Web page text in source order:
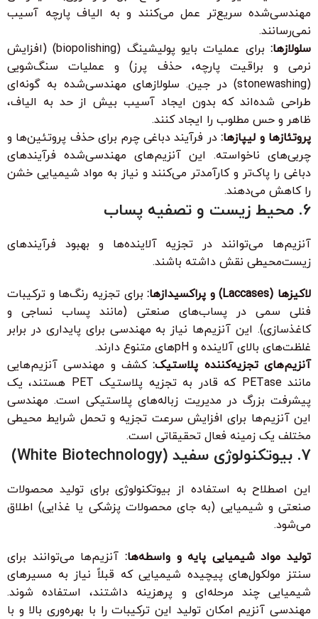
مهندسی‌شده سریع‌تر عمل می‌کنند و به الیاف پارچه آسیب
نمی‌رسانند.
سلولازها:
برای عملیات بایو پولیشینگ (biopolishing) (افزایش
نرمی و براقیت پارچه، حذف پرز) و عملیات سنگ‌شویی
(stonewashing) در جین. سلولازهای مهندسی‌شده به گونه‌ای
طراحی شده‌اند که بدون ایجاد آسیب بیش از حد به الیاف،
ظاهر و حس مطلوب را ایجاد کنند.
پروتئازها و لیپازها:در فرآیند دباغی چرم برای حذف پروتئین‌ها و
چربی‌های ناخواسته. این آنزیم‌های مهندسی‌شده فرآیندهای
دباغی را پاک‌تر و کارآمدتر می‌کنند و نیاز به مواد شیمیایی خشن
را کاهش می‌دهند.
6. محیط زیست و تصفیه پساب
آنزیم‌ها می‌توانند در تجزیه آلاینده‌ها و بهبود فرآیندهای
زیست‌محیطی نقش داشته باشند.
لاکیزها (Laccases) و پراکسیدازها:
برای تجزیه رنگ‌ها و ترکیبات
فنلی سمی در پساب‌های صنعتی (مانند پساب نساجی و
کاغذسازی). این آنزیم‌ها نیاز به مهندسی برای پایداری در برابر
غلظت‌های بالای آلاینده و pHهای متنوع دارند.
آنزیم‌های تجزیه‌کننده پلاستیک:کشف و مهندسی آنزیم‌هایی
مانند PETase که قادر به تجزیه پلاستیک PET هستند، یک
پیشرفت بزرگ در مدیریت زباله‌های پلاستیکی است. مهندسی
این آنزیم‌ها برای افزایش سرعت تجزیه و تحمل شرایط محیطی
مختلف یک زمینه فعال تحقیقاتی است.
7. بیوتکنولوژی سفید (White Biotechnology)
این اصطلاح به استفاده از بیوتکنولوژی برای تولید محصولات
صنعتی و شیمیایی (به جای محصولات پزشکی یا غذایی) اطلاق
می‌شود.
تولید مواد شیمیایی پایه و واسطه‌ها: آنزیم‌ها می‌توانند برای
سنتز مولکول‌های پیچیده شیمیایی که قبلاً نیاز به مسیرهای
شیمیایی چند مرحله‌ای و پرهزینه داشتند، استفاده شوند.
مهندسی آنزیم امکان تولید این ترکیبات را با بهره‌وری بالا و با